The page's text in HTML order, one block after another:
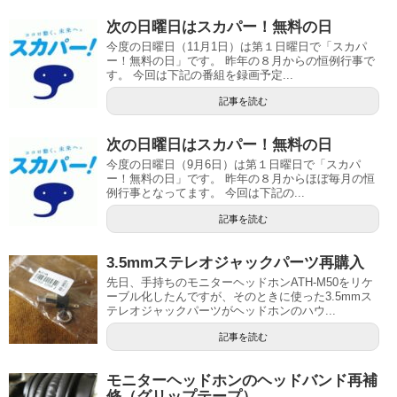
次の日曜日はスカパー！無料の日
今度の日曜日（11月1日）は第１日曜日で「スカパ
ー！無料の日」です。 昨年の８月からの恒例行事で
す。 今回は下記の番組を録画予定...
記事を読む
次の日曜日はスカパー！無料の日
今度の日曜日（9月6日）は第１日曜日で「スカパ
ー！無料の日」です。 昨年の８月からほぼ毎月の恒
例行事となってます。 今回は下記の...
記事を読む
3.5mmステレオジャックパーツ再購入
先日、手持ちのモニターヘッドホンATH-M50をリケ
ーブル化したんですが、そのときに使った3.5mmス
テレオジャックパーツがヘッドホンのハウ...
記事を読む
モニターヘッドホンのヘッドバンド再補